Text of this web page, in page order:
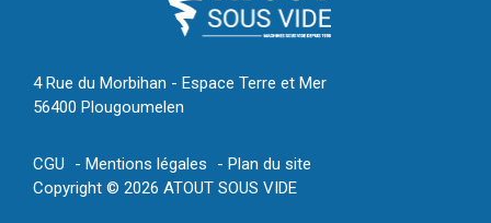
4 Rue du Morbihan - Espace Terre et Mer
56400 Plougoumelen
CGU Mentions légales
Plan du site
Copyright © 2026 ATOUT SOUS VIDE